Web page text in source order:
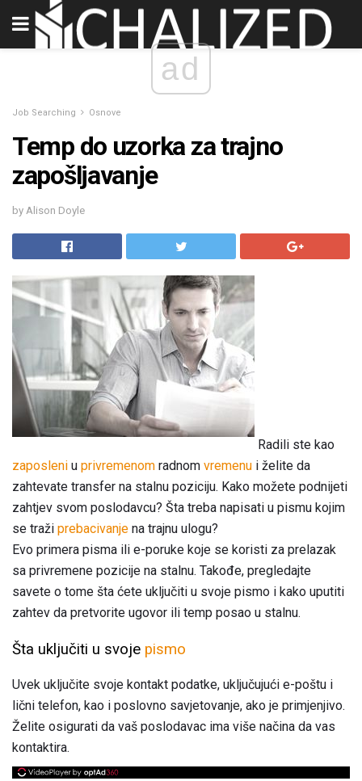
ad
Job Searching Osnove
Temp do uzorka za trajno
zapošljavanje
by Alison Doyle
Radili ste kao
zaposleni u privremenom radnom vremenu i želite da
zahtevate transfer na stalnu poziciju. Kako možete podnijeti
zahtjev svom poslodavcu? Šta treba napisati u pismu kojim
se traži prebacivanje na trajnu ulogu?
Evo primera pisma ili e-poruke koje se koristi za prelazak
sa privremene pozicije na stalnu. Takođe, pregledajte
savete o tome šta ćete uključiti u svoje pismo i kako uputiti
zahtev da pretvorite ugovor ili temp posao u stalnu.
Šta uključiti u svoje pismo
Uvek uključite svoje kontakt podatke, uključujući e-poštu i
lični telefon, kao i poslovno savjetovanje, ako je primjenjivo.
Želite osigurati da vaš poslodavac ima više načina da vas
kontaktira.